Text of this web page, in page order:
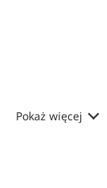
Pokaż więcej